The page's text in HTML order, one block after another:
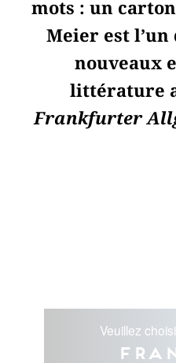
mots : un
Meier est
nouveaux
littérature
Frankfurter
Veuillez